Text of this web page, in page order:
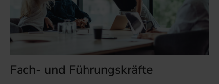
Fach- und Führungskräfte